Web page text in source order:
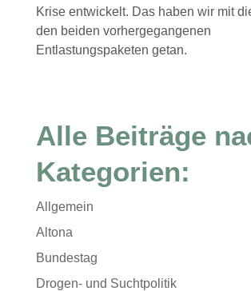
Krise entwickelt. Das haben wir mit
den beiden vorhergegangenen
Entlastungspaketen getan.
Alle Beiträge
Kategorien:
Allgemein
Altona
Bundestag
Drogen- und Suchtpolitik